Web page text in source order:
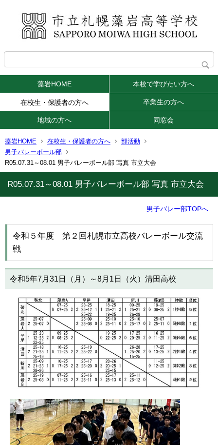
藻岩HOME 本校で学びたい方へ
在校生・保護者の方へ 卒業生の方へ
地域の方へ 同窓会
藻岩HOME 在校生・保護者の方へ
部活動
男子バレーボール部
R05.07.31～08.01 男子バレーボール部 写真 市立大会
R05.07.31～08.01 男子バレーボール部 写真 市立大会
男子バレー部TOPへ
令和５年度 第２回札幌市立高校バレーボール交流
戦
令和5年7月31日（月）～8月1日（火）清田高校